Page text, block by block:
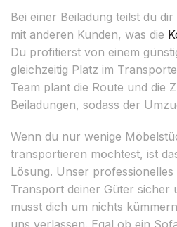
Bei einer Beiladung teilst du
mit anderen Kunden, was die
Du profitierst von einem
gleichzeitig Platz im
Team plant die Route und die
Beiladungen, sodass der
Wenn du nur wenige
transportieren möchtest, ist
Lösung. Unser
Transport deiner Güter sicher
musst dich um nichts
uns verlassen. Egal ob ein